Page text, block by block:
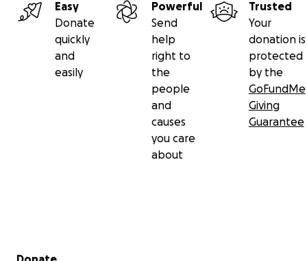
Easy
Donate
quickly
and
easily
Powerful
Send
help
right to
the
people
and
causes
you care
about
Trusted
Your
donation is
protected
by the
GoFundMe
Giving
Guarantee
Secondary menu